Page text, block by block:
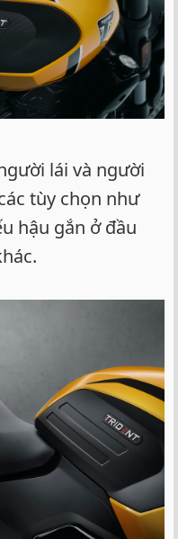
lái và người
tùy chọn như
hậu gắn ở đầu